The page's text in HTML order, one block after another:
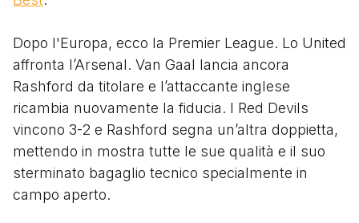
Dopo l'Europa, ecco la Premier League. Lo United
affronta l’Arsenal. Van Gaal lancia ancora
Rashford da titolare e l’attaccante inglese
ricambia nuovamente la fiducia. I Red Devils
vincono 3-2 e Rashford segna un’altra doppietta,
mettendo in mostra tutte le sue qualità e il suo
sterminato bagaglio tecnico specialmente in
campo aperto.